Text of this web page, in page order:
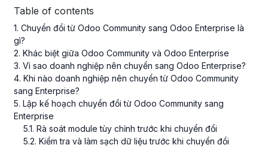
Table of contents
1. Chuyển đổi từ Odoo Community sang Odoo Enterprise là
gì?
2. Khác biệt giữa Odoo Community và Odoo Enterprise
3. Vì sao doanh nghiệp nên chuyển sang Odoo Enterprise?
4. Khi nào doanh nghiệp nên chuyển từ Odoo Community
sang Enterprise?
5. Lập kế hoạch chuyển đổi từ Odoo Community sang
Enterprise
5.1. Rà soát module tùy chỉnh trước khi chuyển đổi
5.2. Kiểm tra và làm sạch dữ liệu trước khi chuyển đổi